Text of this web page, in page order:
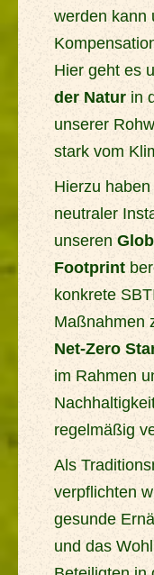
werden kann
Hier geht es
der Natur in
unserer
stark vom
Hierzu
neutraler
unseren
Footprint
konkrete
Maßnahmen
Net-Zero
im Rahmen
regelmäßig
Als
verpflichten
gesunde
und das